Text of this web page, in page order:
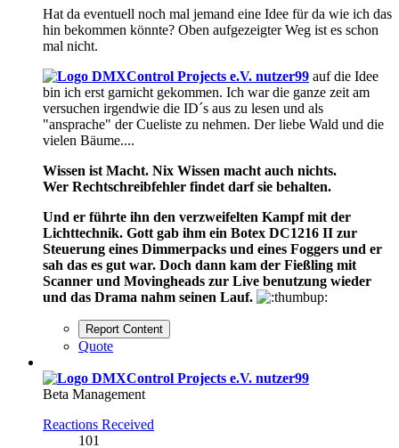
Hat da eventuell noch mal jemand eine Idee für da wie ich das
hin bekommen könnte? Oben aufgezeigter Weg ist es schon
mal nicht.
nutzer99 auf die Idee
bin ich erst garnicht gekommen. Ich war die ganze zeit am
versuchen irgendwie die ID´s aus zu lesen und als
"ansprache" der Cueliste zu nehmen. Der liebe Wald und die
vielen Bäume....
Wissen ist Macht. Nix Wissen macht auch nichts.
Wer Rechtschreibfehler findet darf sie behalten.
Und er führte ihn den verzweifelten Kampf mit der
Lichttechnik. Gott gab ihm ein Botex DC1216 II zur
Steuerung eines Dimmerpacks und eines Foggers und er
sah das es gut war. Doch dann kam der Fießling mit
Scanner und Movingheads zur Live benutzung wieder
und das Drama nahm seinen Lauf.
Report Content
Quote
nutzer99
Beta Management
Reactions Received
101